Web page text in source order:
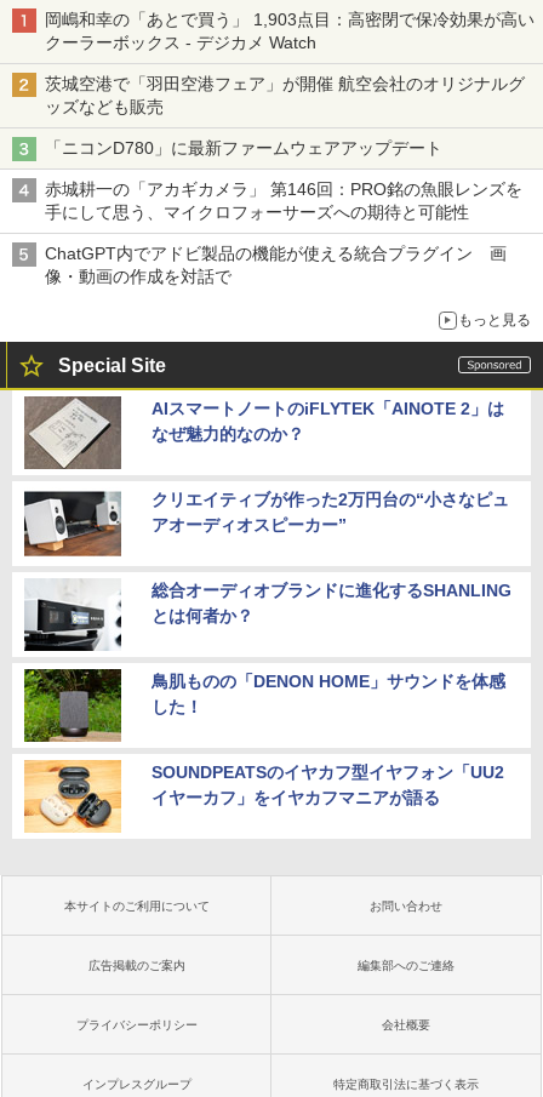
岡嶋和幸の「あとで買う」 1,903点目：高密閉で保冷効果が高い
クーラーボックス - デジカメ Watch
茨城空港で「羽田空港フェア」が開催 航空会社のオリジナルグ
ッズなども販売
「ニコンD780」に最新ファームウェアアップデート
赤城耕一の「アカギカメラ」 第146回：PRO銘の魚眼レンズを
手にして思う、マイクロフォーサーズへの期待と可能性
ChatGPT内でアドビ製品の機能が使える統合プラグイン 画
像・動画の作成を対話で
もっと見る
Special Site
AIスマートノートのiFLYTEK「AINOTE 2」は
なぜ魅力的なのか？
クリエイティブが作った2万円台の“小さなピュ
アオーディオスピーカー”
総合オーディオブランドに進化するSHANLING
とは何者か？
鳥肌ものの「DENON HOME」サウンドを体感
した！
SOUNDPEATSのイヤカフ型イヤフォン「UU2
イヤーカフ」をイヤカフマニアが語る
本サイトのご利用について お問い合わせ
広告掲載のご案内 編集部へのご連絡
プライバシーポリシー 会社概要
インプレスグループ 特定商取引法に基づく表示